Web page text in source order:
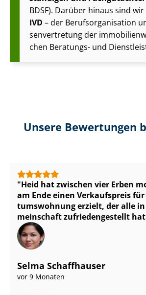
BDSF). Darüber hinaus sind wir
IVD – der Be­rufs­or­ga­ni­sa­ti­on
sen­ver­tre­tung der
chen Beratungs- und
Unsere Bewertungen
Heid hat zwischen vier Erben
am Ende einen Verkaufspreis
tums­woh­nung erzielt, der alle
mein­schaft zu­frie­den­ge­stellt
Selma Schaffhauser
vor 9 Monaten